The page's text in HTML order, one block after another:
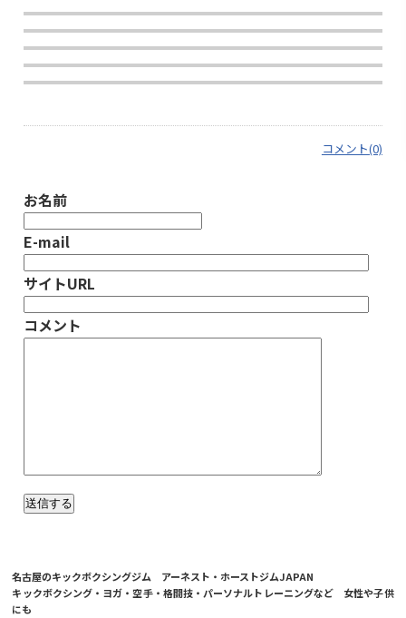
コメント(0)
お名前
E-mail
サイトURL
コメント
名古屋のキックボクシングジム アーネスト・ホーストジムJAPAN
キックボクシング・ヨガ・空手・格闘技・パーソナルトレーニングなど 女性や子供
にも